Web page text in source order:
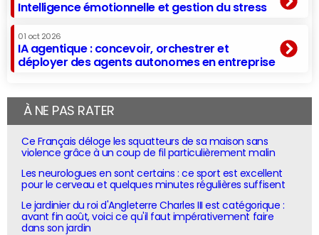
Intelligence émotionnelle et gestion du stress
01 oct 2026
IA agentique : concevoir, orchestrer et
déployer des agents autonomes en entreprise
À NE PAS RATER
Ce Français déloge les squatteurs de sa maison sans
violence grâce à un coup de fil particulièrement malin
Les neurologues en sont certains : ce sport est excellent
pour le cerveau et quelques minutes régulières suffisent
Le jardinier du roi d'Angleterre Charles III est catégorique :
avant fin août, voici ce qu'il faut impérativement faire
dans son jardin